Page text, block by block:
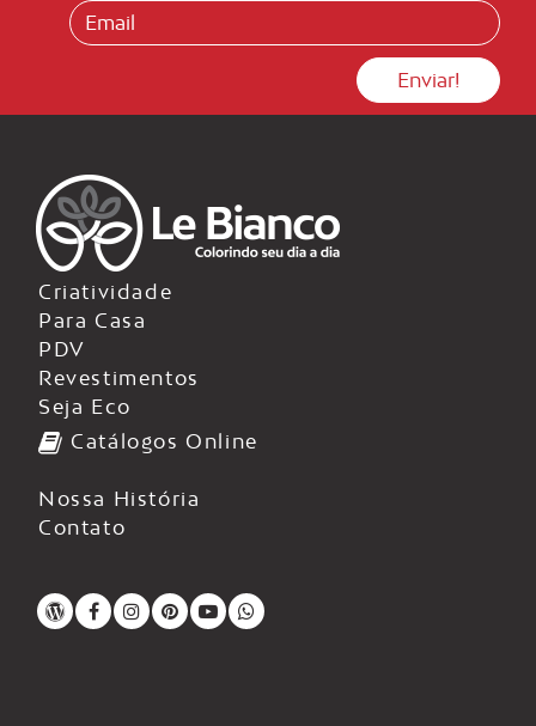
Criatividade
Para Casa
PDV
Revestimentos
Seja Eco
Catálogos Online
Nossa História
Contato